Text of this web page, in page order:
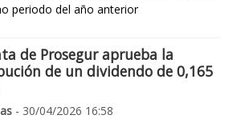
periodo del año anterior
de Prosegur aprueba la
de un dividendo de 0,165
- 30/04/2026 16:58